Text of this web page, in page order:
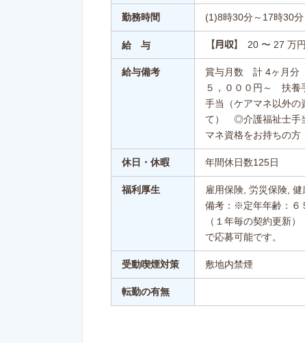
勤務時間 (1)8時30分～17時30分
給 与 【月収】 20 〜 27 万円
給与備考
賞与月数 計 4ヶ月分
５，０００円～ 扶
手当（ケアマネ以外
て） ◎介護福祉士手
マネ資格をお持ちの方
休日・休暇 年間休日数125日
福利厚生
雇用保険, 労災保険,
備考：※定年年齢：６
（１年毎の契約更新）
で応募可能です。
受動喫煙対策 敷地内禁煙
転勤の有無